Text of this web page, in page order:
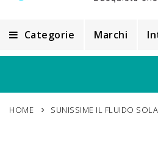
Categorie
Alimentazione e Dietetica
Marchi
HOME SUNISSIME IL FLUIDO